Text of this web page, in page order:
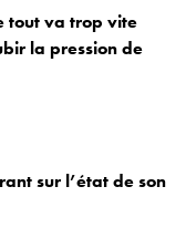
tout va trop vite
la pression de
sur l’état de son